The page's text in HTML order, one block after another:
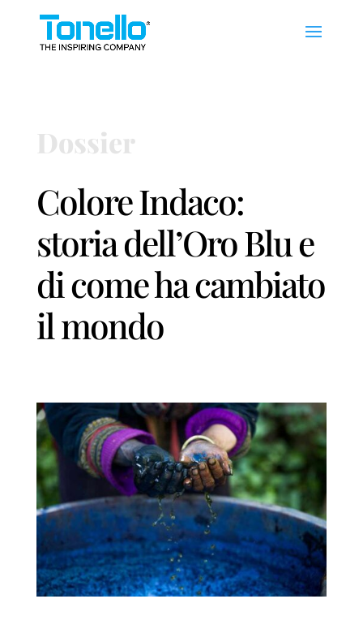
Dossier
Colore Indaco:
storia dell’Oro Blu e
di come ha cambiato
il mondo